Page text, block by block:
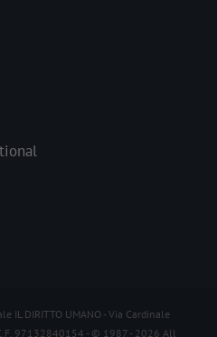
IL DIRITTO UMANO - Via Cardinale
97132840154 - © 1987 - 2026 All